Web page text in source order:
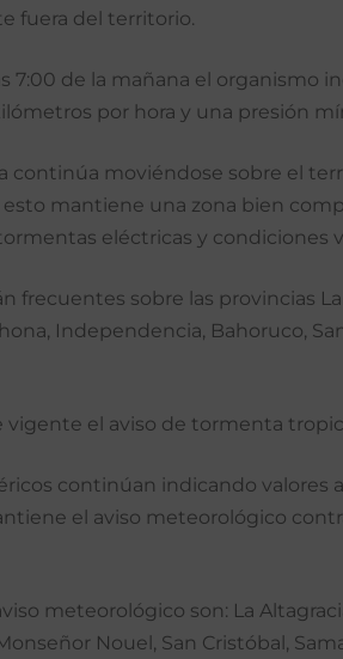
fuera del territorio.
7:00 de la mañana el organismo
por hora y una presión
continúa moviéndose sobre el
esto mantiene una zona bien
eléctricas y condiciones
frecuentes sobre las provincias
Independencia, Bahoruco,
el aviso de tormenta
continúan indicando valores
el aviso meteorológico
meteorológico son: La
Nouel, San Cristóbal,